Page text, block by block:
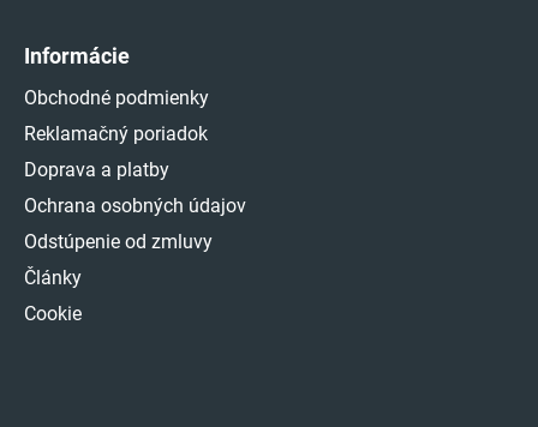
Informácie
Obchodné podmienky
Reklamačný poriadok
Doprava a platby
Ochrana osobných údajov
Odstúpenie od zmluvy
Články
Cookie